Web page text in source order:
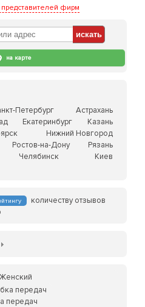
фирм
на карте
Петербург
Астрахань
Екатеринбург
Казань
Нижний Новгород
Ростов-на-Дону
Рязань
Челябинск
Киев
количеству отзывов
Женский
передач
передач